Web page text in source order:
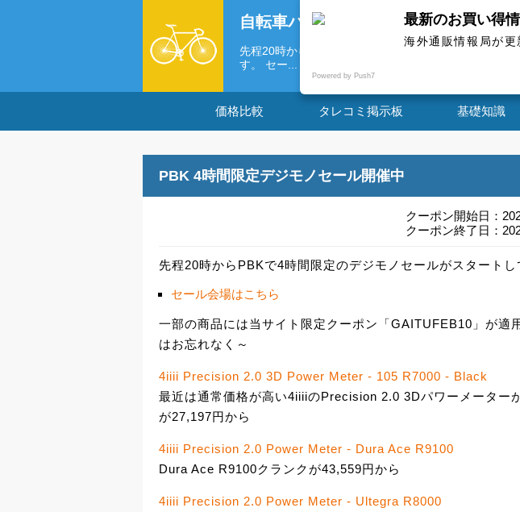
自転車パーツの海外通販情報局
先程20時からPBKで4時間限定のデジモノセールがスタ
す。 セー...
価格比較 タレコミ掲示板 基礎知識
PBK 4時間限定デジモノセール開催中
クーポン開始日：
クーポン終了日：
先程20時からPBKで4時間限定のデジモノセールがスタートし
セール会場はこちら
一部の商品には当サイト限定クーポン「GAITUFEB10」が適
はお忘れなく～
4iiii Precision 2.0 3D Power Meter - 105 R7000 - Black
最近は通常価格が高い4iiiiのPrecision 2.0 3Dパワーメーター
が27,197円から
4iiii Precision 2.0 Power Meter - Dura Ace R9100
Dura Ace R9100クランクが43,559円から
4iiii Precision 2.0 Power Meter - Ultegra R8000
最新のお買い得
海外通販情報局が
Powered by Push7